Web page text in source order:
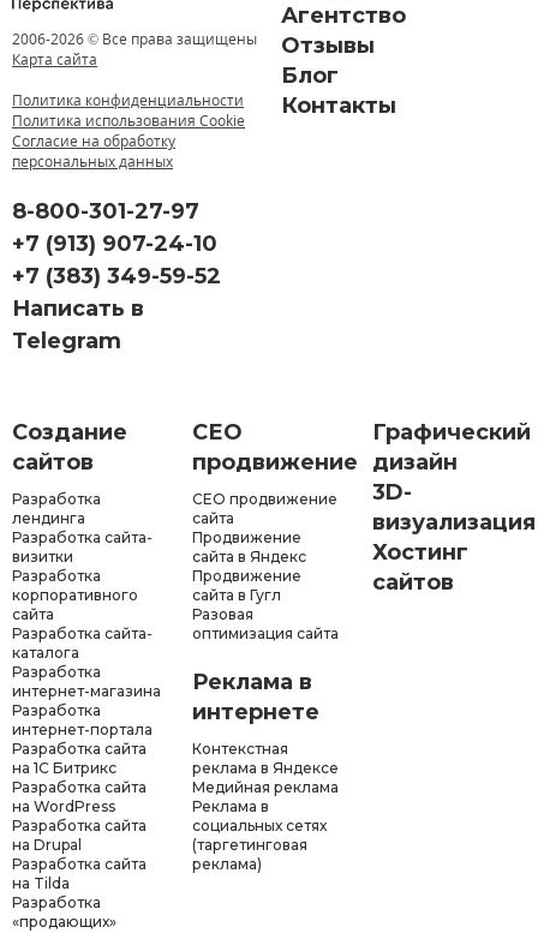
2006-2026 © Все права защищены
Карта сайта
Политика конфиденциальности
Политика использования Cookie
Согласие на обработку
персональных данных
8-800-301-27-97
+7 (913) 907-24-10
+7 (383) 349-59-52
Написать в
Telegram
Агентство
Отзывы
Блог
Контакты
Создание
сайтов
Разработка
лендинга
Разработка сайта-
визитки
Разработка
корпоративного
сайта
Разработка сайта-
каталога
Разработка
интернет-магазина
Разработка
интернет-портала
Разработка сайта
на 1С Битрикс
Разработка сайта
на WordPress
Разработка сайта
на Drupal
Разработка сайта
на Tilda
Разработка
«продающих»
СЕО
продвижение
СЕО продвижение
сайта
Продвижение
сайта в Яндекс
Продвижение
сайта в Гугл
Разовая
оптимизация сайта
Реклама в
интернете
Контекстная
реклама в Яндексе
Медийная реклама
Реклама в
социальных сетях
(таргетинговая
реклама)
Графический
дизайн
3D-
визуализация
Хостинг
сайтов